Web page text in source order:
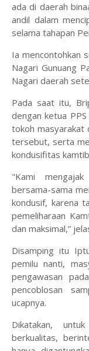
ada di daerah
andil dalam
selama tahapan
Ia mencontohkan
Nagari Gunuang
Nagari daerah
Pada saat itu,
dengan ketua
tokoh masyarakat
tersebut, serta
kondusifitas
"Kami
bersama-sama
kondusif, karena
pemeliharaan
dan maksimal,”
Disamping itu
pemilu nanti,
pengawasan
pencoblosan
ucapnya.
Dikatakan,
berkualitas,